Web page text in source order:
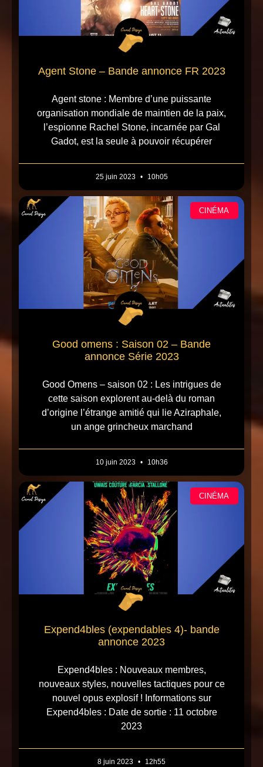
Agent Stone – Bande annonce FR 2023
Agent stone : Membre d’une puissante
organisation mondiale de maintien de la paix,
l’espionne Rachel Stone, incarnée par Gal
Gadot, est la seule à pouvoir récupérer
25 juin 2023 10h05
CINÉMA
Good omens : Saison 02 – Bande
annonce Série 2023
Good Omens – saison 02 : Les intrigues de
cette saison explorent au-delà du roman
d’origine l’étrange amitié qui lie Aziraphale,
un ange grincheux marchand
10 juin 2023 10h36
CINÉMA
Expend4bles (expendables 4)- bande
annonce 2023
Expend4bles : Nouveaux membres,
nouveaux styles, nouvelles tactiques pour ce
nouvel opus explosif ! Informations sur
Expend4bles : Date de sortie : 11 octobre
2023
8 juin 2023 12h55